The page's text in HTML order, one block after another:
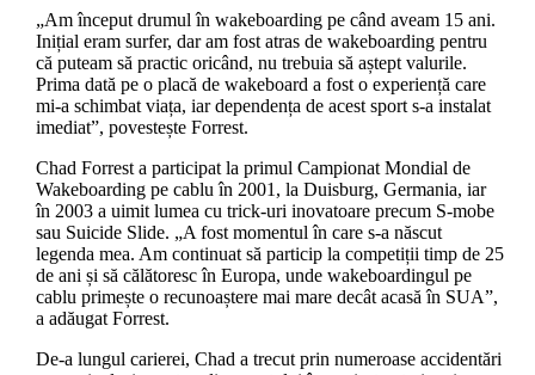
„Am început drumul în wakeboarding pe când aveam 15 ani.
Inițial eram surfer, dar am fost atras de wakeboarding pentru
că puteam să practic oricând, nu trebuia să aștept valurile.
Prima dată pe o placă de wakeboard a fost o experiență care
mi-a schimbat viața, iar dependența de acest sport s-a instalat
imediat”, povestește Forrest.
Chad Forrest a participat la primul Campionat Mondial de
Wakeboarding pe cablu în 2001, la Duisburg, Germania, iar
în 2003 a uimit lumea cu trick-uri inovatoare precum S-mobe
sau Suicide Slide. „A fost momentul în care s-a născut
legenda mea. Am continuat să particip la competiții timp de 25
de ani și să călătoresc în Europa, unde wakeboardingul pe
cablu primește o recunoaștere mai mare decât acasă în SUA”,
a adăugat Forrest.
De-a lungul carierei, Chad a trecut prin numeroase accidentări